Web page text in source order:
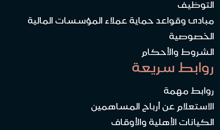
التوظيف
مبادئ وقواعد حماية عملاء المؤسسات المالية
الخصوصية
الشروط والأحكام
روابط سريعة
روابط مهمة
الاستعلام عن أرباح المساهمين
الكيانات الأهلية والأوقاف